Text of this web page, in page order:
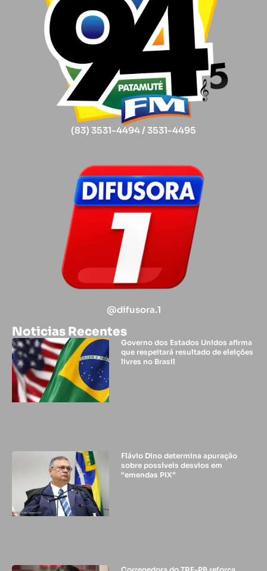
(83) 3531-4494 / 3531-4495
@difusora.1
Noticias Recentes
Governo dos Estados Unidos afirma
que respeitará resultado de eleições
livres no Brasil
Flávio Dino determina apuração
sobre possíveis desvios em
“emendas PIX”